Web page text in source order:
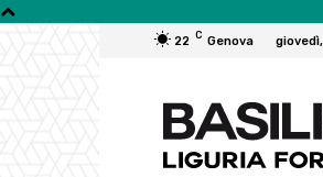
22 C Genova